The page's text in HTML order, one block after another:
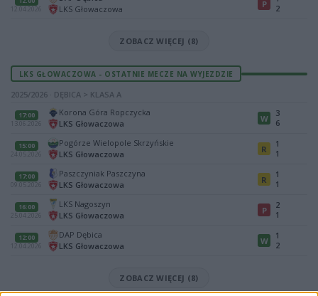
12.04.2026
LKS Głowaczowa
P
2
ZOBACZ WIĘCEJ (8)
LKS GŁOWACZOWA - OSTATNIE MECZE NA WYJEZDZIE
2025/2026 · DĘBICA > KLASA A
17:00
13.06.2026
Korona Góra Ropczycka
LKS Głowaczowa
W
3
6
15:00
24.05.2026
Pogórze Wielopole Skrzyńskie
LKS Głowaczowa
R
1
1
17:00
09.05.2026
Paszczyniak Paszczyna
LKS Głowaczowa
R
1
1
16:00
25.04.2026
LKS Nagoszyn
LKS Głowaczowa
P
2
1
12:00
12.04.2026
DAP Dębica
LKS Głowaczowa
W
1
2
ZOBACZ WIĘCEJ (8)